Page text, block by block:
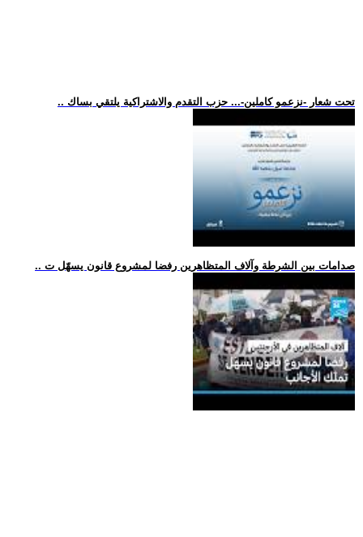
.. تحت شعار -نزعمو كاملين-... حزب التقدم والاشتراكية يلتقي بساك
.. صدامات بين الشرطة وآلاف المتظاهرين رفضا لمشروع قانون يسهّل ت